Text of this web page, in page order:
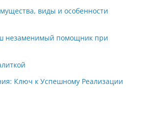
виды и особенности
незаменимый помощник при
Ключ к Успешному Реализации